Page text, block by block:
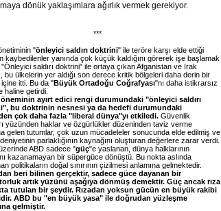
dönük yaklaşımlara ağırlık vermek gerekiyor.
***
"önleyici saldırı doktrini" ile teröre karşı elde ettiği
kaybedilenler yanında çok küçük kaldığını görerek işe başlamak
saldırı doktrini" ile ortaya çıkan Afganistan ve Irak
bu ülkelerin yer aldığı son derece kritik bölgeleri daha derin bir
itti. Bu da "Büyük Ortadoğu Coğrafyası"nı daha istikrarsız
haline getirdi.
ayırt edici rengi durumundaki "önleyici saldırı
bu doktrinin nesnesi ya da hedefi durumundaki
çok daha fazla "liberal dünya"yı etkiledi. Güvenlik
yüzünden haklar ve özgürlükler düzeninden taviz verme
gelen tutumlar, çok uzun mücadeleler sonucunda elde edilmiş ve
parlaklığının kaynağını oluşturan değerlere zarar verdi.
ABD sadece "güç"e yaslanan, dünya halklarının
kazanamayan bir süpergüce dönüştü. Bu nokta aslında
politikaların doğal sınırının çizilmesi anlamına gelmektedir.
beri bilinen gerçektir, sadece güce dayanan bir
artık yüzünü aşağıya dönmüş demektir. Güç ancak rıza
tutulan bir şeydir. Rızadan yoksun gücün en büyük rakibi
ABD bu "en büyük yasa" ile doğrudan yüzleşme
gelmiştir.